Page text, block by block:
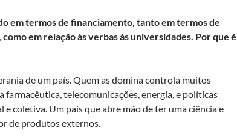
em termos de financiamento, tanto em termos de
em relação às verbas às universidades. Por que é
de um país. Quem as domina controla muitos
telecomunicações, energia, e políticas
coletiva. Um país que abre mão de ter uma ciência e
de produtos externos.